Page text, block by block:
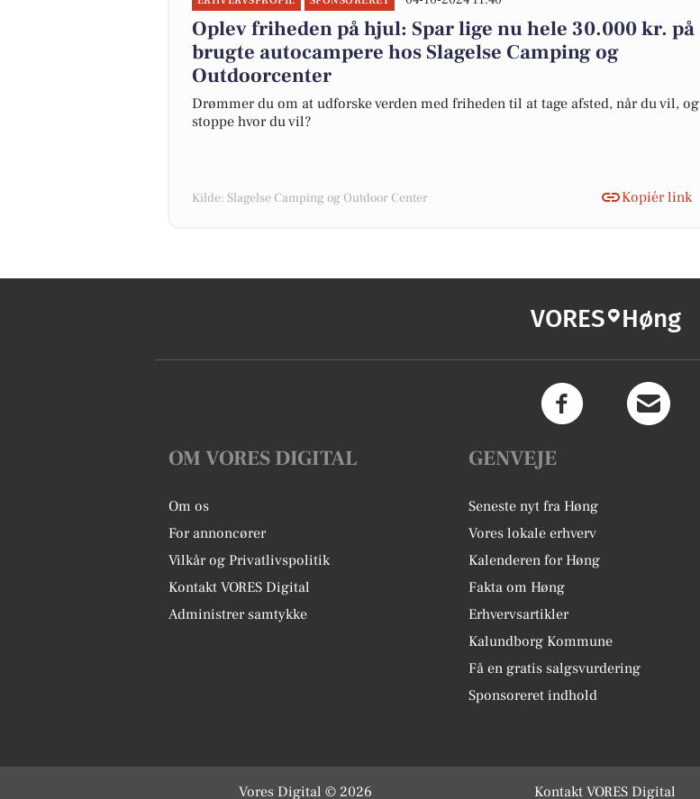
Oplev friheden på hjul: Spar lige nu hele 30.000 kr. på
brugte autocampere hos Slagelse Camping og
Outdoorcenter
Drømmer du om at udforske verden med friheden til at tage afsted, når du vil, og
stoppe hvor du vil?
Kilde: Slagelse Camping og Outdoor Center Kopiér link
VORES Høng
OM VORES DIGITAL
Om os
For annoncører
Vilkår og Privatlivspolitik
Kontakt VORES Digital
Administrer samtykke
GENVEJE
Seneste nyt fra Høng
Vores lokale erhverv
Kalenderen for Høng
Fakta om Høng
Erhvervsartikler
Kalundborg Kommune
Få en gratis salgsvurdering
Sponsoreret indhold
Vores Digital © 2026 Kontakt VORES Digital